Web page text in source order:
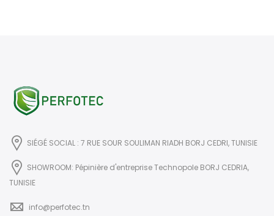
SIÉGÉ SOCIAL : 7 RUE SOUR SOULIMAN RIADH BORJ CEDRI, TUNISIE
SHOWROOM: Pépinière d'entreprise Technopole BORJ CEDRIA,
TUNISIE
info@perfotec.tn